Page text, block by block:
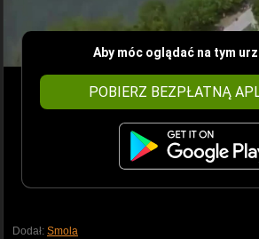
Aby móc oglądać na tym
POBIERZ BEZPŁATNĄ
Dodał: Smola